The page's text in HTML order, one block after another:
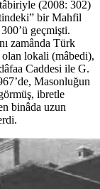
(2008: 302)
bir Mahfil
geçmişti.
zamânda Türk
lokali (mâbedi),
Caddesi ile G.
Masonluğun
ibretle
binâda uzun